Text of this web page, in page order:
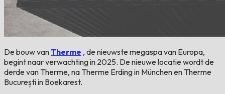
De bouw vanTherme , de nieuwste megaspa van Europa,
begint naar verwachting in 2025. De nieuwe locatie wordt de
derde van Therme, na Therme Erding in München en Therme
București in Boekarest.